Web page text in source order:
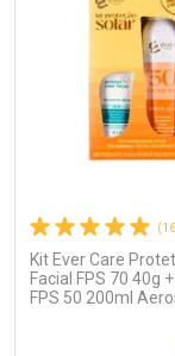
Ativar Desconto
Comprar sem
Kit Ever Care
Facial FPS 70 40g
FPS 50 200ml